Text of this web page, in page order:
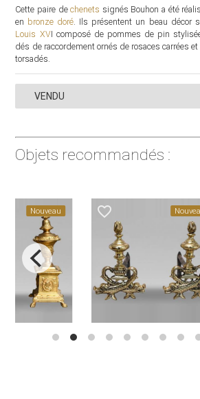
Cette paire dechenets signés Bouhon a été
en bronze doré . Ils présentent un beau décor
Louis XVI composé de pommes de pin
dés de raccordement ornés de rosaces carrées
torsadés.
VENDU
Objets recommandés :
Nouveau favorite_border